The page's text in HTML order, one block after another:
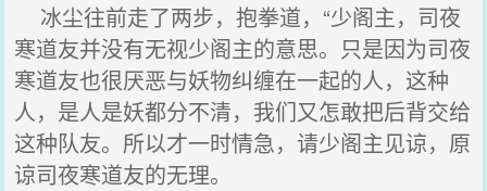
冰尘往前走了两步，抱拳道，“少阁主，司夜
寒道友并没有无视少阁主的意思。只是因为司夜
寒道友也很厌恶与妖物纠缠在一起的人，这种
人，是人是妖都分不清，我们又怎敢把后背交给
这种队友。所以才一时情急，请少阁主见谅，原
谅司夜寒道友的无理。